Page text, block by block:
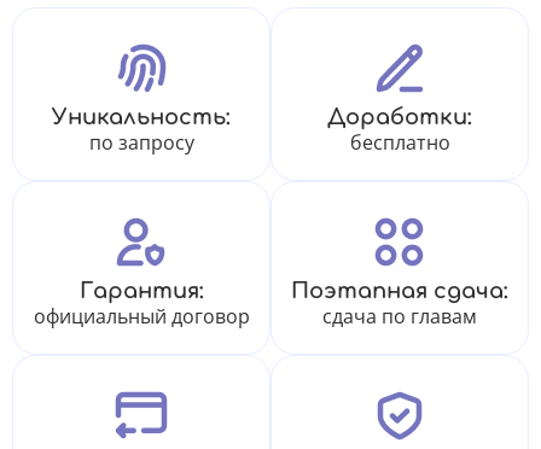
Уникальность:
по запросу
Доработки:
бесплатно
Гарантия:
официальный договор
Поэтапная сдача:
сдача по главам